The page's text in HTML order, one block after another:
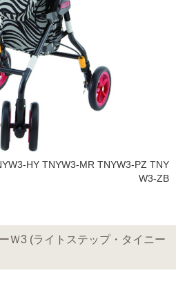
HY TNYW3-MR TNYW3-PZ TNY
W3-ZB
Ｗ3 (ライトステップ・タイニー